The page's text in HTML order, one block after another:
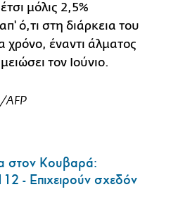
μόλις 2,5%
ό,τι στη διάρκεια του
χρόνο, έναντι άλματος
τον Ιούνιο.
AFP
στον Κουβαρά:
- Επιχειρούν σχεδόν